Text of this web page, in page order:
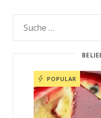
POPULAR